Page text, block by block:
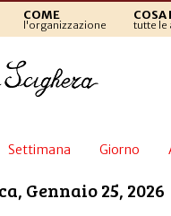
COME
l'organizzazione
COSA
tutte le
Settimana Giorno
Gennaio 25, 2026